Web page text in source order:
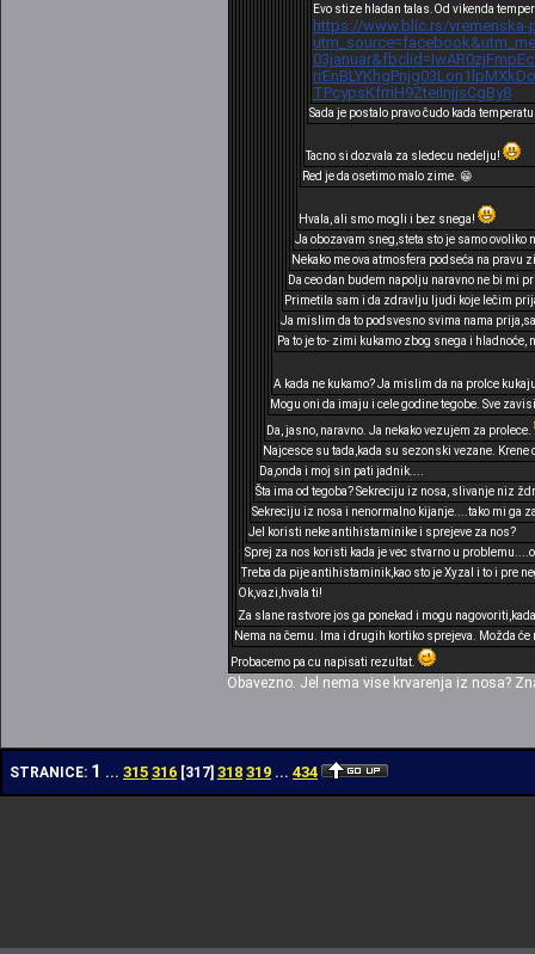
Evo stize hladan talas.Od vikenda
https://www.blic.rs/
TPcypsKfrriH9ZteiInjjsCgBy8
Sada je postalo pravo čudo kada
Tacno si dozvala za sledecu nedelju!
Red je da osetimo malo zime. 😁
Hvala, ali smo mogli i bez snega!
Ja obozavam sneg,steta sto je samo
Nekako me ova atmosfera podseća na
Da ceo dan budem napolju naravno ne bi mi
Primetila sam i da zdravlju ljudi koje lečim
Ja mislim da to podsvesno svima nama
Pa to je to- zimi kukamo zbog snega i
A kada ne kukamo? Ja mislim da na prolce
Mogu oni da imaju i cele godine tegobe. Sve
Da, jasno, naravno. Ja nekako vezujem za prolece.
Najcesce su tada,kada su sezonski vezane. Krene
Da,onda i moj sin pati jadnik....
Šta ima od tegoba? Sekreciju iz nosa, slivanje niz
Sekreciju iz nosa i nenormalno kijanje....tako mi ga
Jel koristi neke antihistaminike i sprejeve za nos?
Sprej za nos koristi kada je vec stvarno u
Treba da pije antihistaminik,kao sto je Xyzal i to i pre
Ok,vazi,hvala ti!
Za slane rastvore jos ga ponekad i mogu
Nema na čemu. Ima i drugih kortiko sprejeva. Možda
Probacemo pa cu napisati rezultat.
Obavezno. Jel nema vise krvarenja iz nosa?
STRANICE: 1 ... 315 316 [317] 318 319 ... 434